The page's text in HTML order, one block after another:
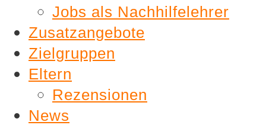
Jobs als Nachhilfelehrer
Zusatzangebote
Zielgruppen
Eltern
Rezensionen
News